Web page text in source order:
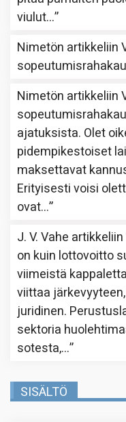
viulut…”
Nimetön artikkeliin
Nimetön artikkeliin
ajatuksista. Olet
pidempikestoiset
maksettavat
Erityisesti voisi
ovat…”
J. V. Vahe artikkeliin
on kuin lottovoitto
viimeistä
viittaa
juridinen.
sektoria
sotesta,…”
SISÄLTÖ